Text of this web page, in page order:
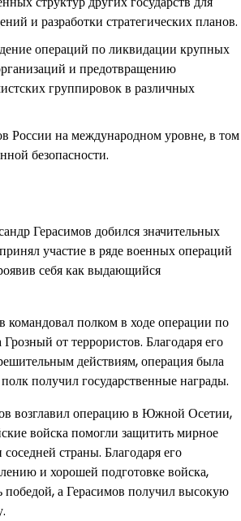
и разработки стратегических планов.
операций по ликвидации крупных
и предотвращению
группировок в различных
России на международном уровне, в том
безопасности.
Герасимов добился значительных
участие в ряде военных операций
себя как выдающийся
командовал полком в ходе операции по
от террористов. Благодаря его
действиям, операция была
получил государственные награды.
возглавил операцию в Южной Осетии,
войска помогли защитить мирное
страны. Благодаря его
и хорошей подготовке войска,
победой, а Герасимов получил высокую